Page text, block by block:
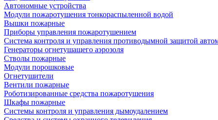
Автономные устройства
Модули пожаротушения тонкораспыленной водой
Вышки пожарные
Приборы управления пожаротушением
Система контроля и управления противодымной защитой
Генераторы огнетушащего аэрозоля
Стволы пожарные
Модули порошковые
Огнетушители
Вентили пожарные
Роботизированные средства пожаротушения
Шкафы пожарные
Системы контроля и управления дымоудалением